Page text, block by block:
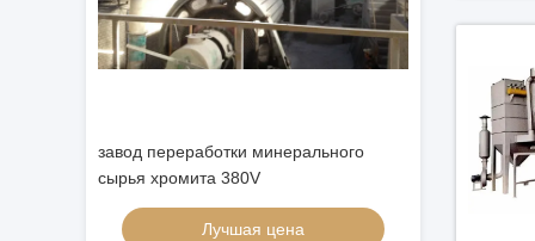
Никель флотирования смешивания -
завод по обработке руды
Лучшая цена
Медный завод
минерального